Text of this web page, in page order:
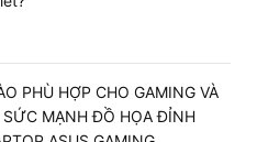
bền bỉ và âm thanh
| 10CPU 10GPU 24GB
ngoài sang trọng với vỏ
nhẹ chỉ 1.55 kg và độ
PHÙ HỢP CHO GAMING VÀ
SỨC MẠNH ĐỒ HỌA ĐỈNH